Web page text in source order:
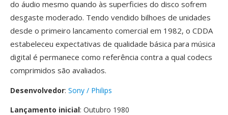
do áudio mesmo quando às superficies do disco sofrem
desgaste moderado. Tendo vendido bilhoes de unidades
desde o primeiro lancamento comercial em 1982, o CDDA
estabeleceu expectativas de qualidade básica para música
digital é permanece como referência contra a qual codecs
comprimidos são avaliados.
Desenvolvedor: Sony / Philips
Lançamento inicial: Outubro 1980